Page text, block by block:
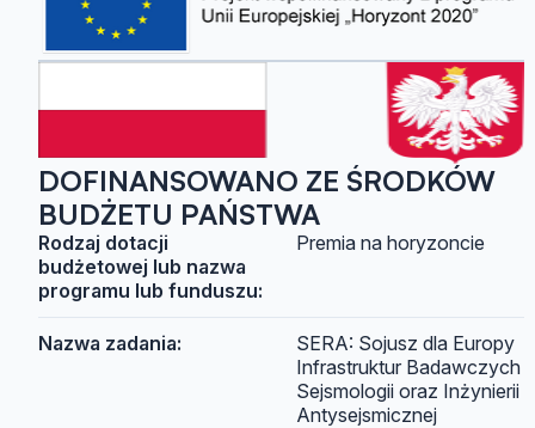
DOFINANSOWANO ZE ŚRODKÓW
BUDŻETU PAŃSTWA
Rodzaj dotacji
budżetowej lub nazwa
programu lub funduszu:
Premia na horyzoncie
Nazwa zadania:
SERA: Sojusz dla Europy
Infrastruktur Badawczych
Sejsmologii oraz Inżynierii
Antysejsmicznej